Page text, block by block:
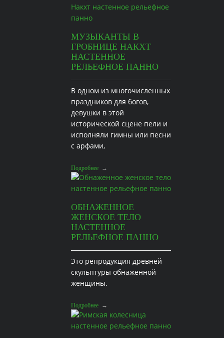
МУЗЫКАНТЫ В
ГРОБНИЦЕ НАКХТ
НАСТЕННОЕ
РЕЛЬЕФНОЕ ПАННО
В одном из многочисленных
праздников для богов,
девушки в этой
исторической сцене пели и
исполняли гимны или песни
с арфами,
Подробнее→
ОБНАЖЕННОЕ
ЖЕНСКОЕ ТЕЛО
НАСТЕННОЕ
РЕЛЬЕФНОЕ ПАННО
Это репродукция древней
скульптуры обнаженной
женщины.
Подробнее→